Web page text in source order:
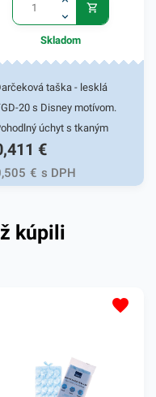
Skladom
taška - lesklá
20 s Disney motívom.
úchyt s tkaným
Stabilitu zaručí
dno s kvalitným
Gramáž papiera
pre najmenších.
€
€ s DPH
kúpili